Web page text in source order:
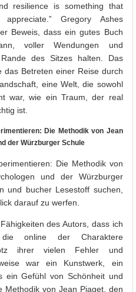
resilience is something that
Gregory Ashes
Beweis, dass ein gutes Buch
voller Wendungen und
des Sitzes halten. Das
das Betreten einer Reise durch
eine Welt, die sowohl
war, wie ein Traum, der real
ist.
Die Methodik von Jean
der Würzburger Schule
Die Methodik von
und der Würzburger
und bucher Lesestoff suchen,
darauf zu werfen.
des Autors, dass ich
online der Charaktere
ihrer vielen Fehler und
war ein Kunstwerk, ein
ein Gefühl von Schönheit und
Methodik von Jean Piaget, den